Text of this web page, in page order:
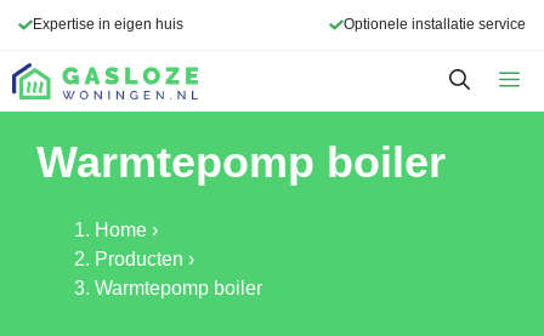
de
inhoud
Expertise in eigen huis Optionele installatie service
Warmtepomp boiler
Home ›
Producten ›
Warmtepomp boiler